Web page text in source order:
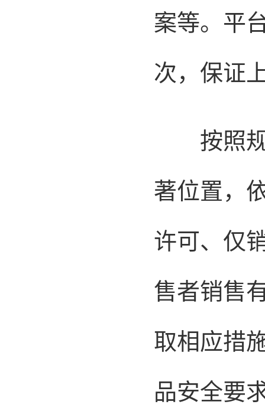
案等。平
次，保证
按照规
著位置，
许可、仅
售者销售
取相应措
品安全要